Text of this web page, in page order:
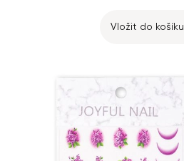
Vložit do košíku